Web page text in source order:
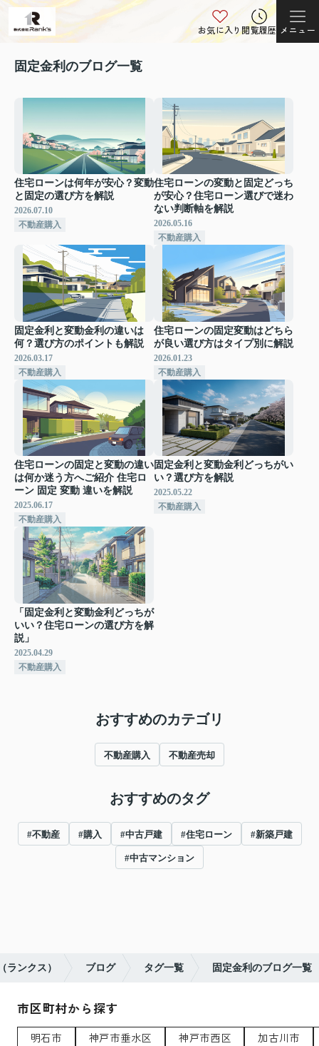
お気に入り閲覧履歴 メニュー
固定金利のブログ一覧
住宅ローンは何年が安心？変動
と固定の選び方を解説
2026.07.10
不動産購入
住宅ローンの変動と固定どっち
が安心？住宅ローン選びで迷わ
ない判断軸を解説
2026.05.16
不動産購入
固定金利と変動金利の違いは
何？選び方のポイントも解説
2026.03.17
不動産購入
住宅ローンの固定変動はどちら
が良い選び方はタイプ別に解説
2026.01.23
不動産購入
住宅ローンの固定と変動の違い
は何か迷う方へご紹介 住宅ロ
ーン 固定 変動 違いを解説
2025.06.17
不動産購入
固定金利と変動金利どっちがい
い？選び方を解説
2025.05.22
不動産購入
「固定金利と変動金利どっちが
いい？住宅ローンの選び方を解
説」
2025.04.29
不動産購入
おすすめのカテゴリ
不動産購入 不動産売却
おすすめのタグ
#不動産 #購入 #中古戸建 #住宅ローン #新築戸建
#中古マンション
ランクス） ブログ タグ一覧 固定金利のブログ一覧
市区町村から探す
明石市 神戸市垂水区 神戸市西区 加古川市